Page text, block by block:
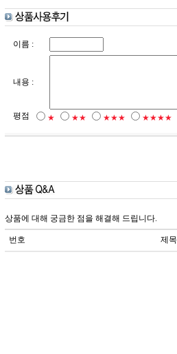
이름 :
내용 :
평점 ★ ★★ ★★★ ★★★★
상품에 대해 궁금한 점을 해결해 드립니다.
번호 제목